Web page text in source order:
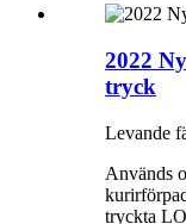
2022
tryck
Levande
Används
tryckta